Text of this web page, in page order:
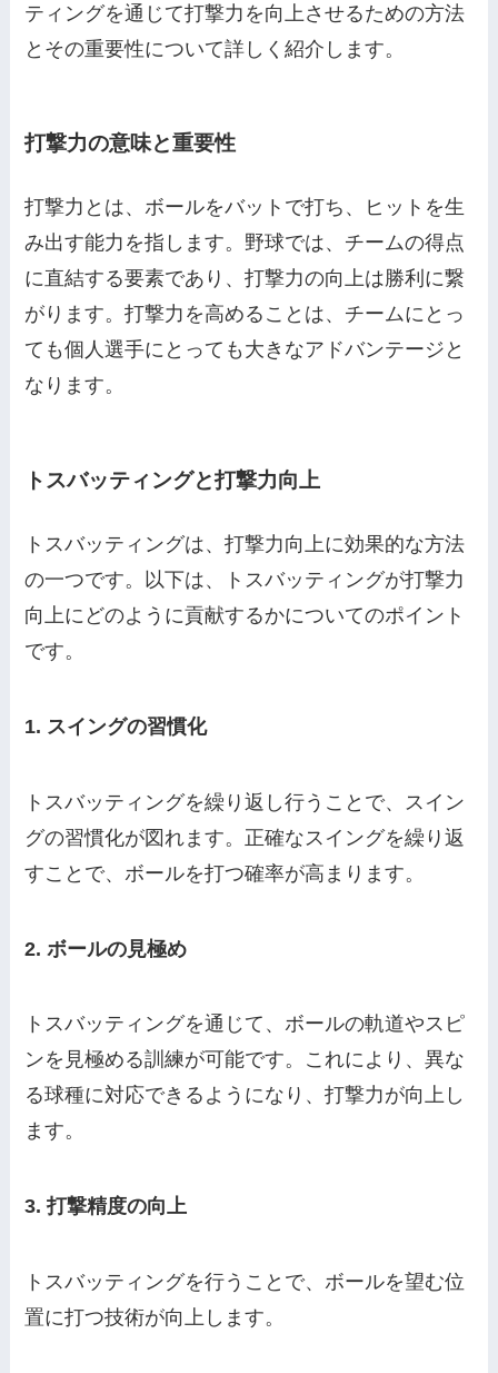
ティングを通じて打撃力を向上させるための方法
とその重要性について詳しく紹介します。
打撃力の意味と重要性
打撃力とは、ボールをバットで打ち、ヒットを生
み出す能力を指します。野球では、チームの得点
に直結する要素であり、打撃力の向上は勝利に繋
がります。打撃力を高めることは、チームにとっ
ても個人選手にとっても大きなアドバンテージと
なります。
トスバッティングと打撃力向上
トスバッティングは、打撃力向上に効果的な方法
の一つです。以下は、トスバッティングが打撃力
向上にどのように貢献するかについてのポイント
です。
1. スイングの習慣化
トスバッティングを繰り返し行うことで、スイン
グの習慣化が図れます。正確なスイングを繰り返
すことで、ボールを打つ確率が高まります。
2. ボールの見極め
トスバッティングを通じて、ボールの軌道やスピ
ンを見極める訓練が可能です。これにより、異な
る球種に対応できるようになり、打撃力が向上し
ます。
3. 打撃精度の向上
トスバッティングを行うことで、ボールを望む位
置に打つ技術が向上します。